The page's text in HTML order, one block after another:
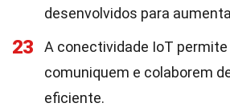
desenvolvidos para
23
A conectividade IoT
comuniquem e colaborem
eficiente.